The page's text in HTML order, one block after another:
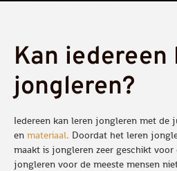
Kan iedereen
jongleren?
Iedereen kan leren jongleren met de
en materiaal. Doordat het leren
maakt is jongleren zeer geschikt
jongleren voor de meeste mensen